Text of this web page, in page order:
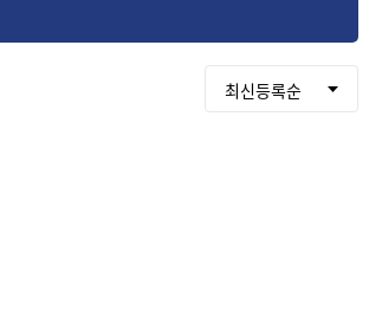
최신등록순